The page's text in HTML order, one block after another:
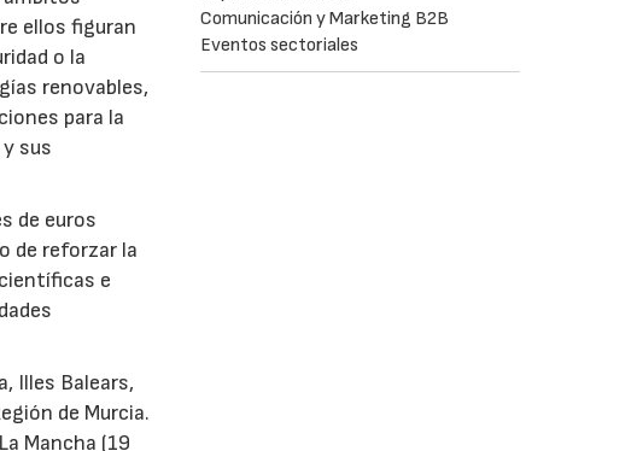
ellos figuran
o la
renovables,
para la
sus
de euros
de reforzar la
e
Illes Balears,
de Murcia.
Mancha (19
Comunicación y Marketing B2B
Eventos sectoriales